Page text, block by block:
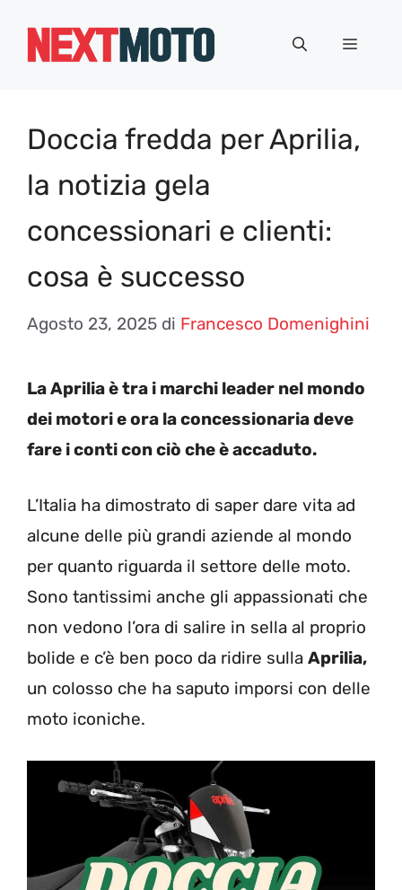
Menu
Doccia fredda per Aprilia,
la notizia gela
concessionari e clienti:
cosa è successo
Agosto 23, 2025 di Francesco Domenighini
La Aprilia è tra i marchi leader nel mondo
dei motori e ora la concessionaria deve
fare i conti con ciò che è accaduto.
L’Italia ha dimostrato di saper dare vita ad
alcune delle più grandi aziende al mondo
per quanto riguarda il settore delle moto.
Sono tantissimi anche gli appassionati che
non vedono l’ora di salire in sella al proprio
bolide e c’è ben poco da ridire sulla Aprilia,
un colosso che ha saputo imporsi con delle
moto iconiche.